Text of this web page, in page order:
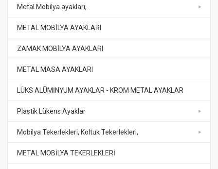
Metal Mobilya ayakları,
METAL MOBİLYA AYAKLARI
ZAMAK MOBİLYA AYAKLARI
METAL MASA AYAKLARI
LÜKS ALÜMİNYUM AYAKLAR - KROM METAL AYAKLAR
Plastik Lükens Ayaklar
Mobilya Tekerlekleri, Koltuk Tekerlekleri,
METAL MOBİLYA TEKERLEKLERİ